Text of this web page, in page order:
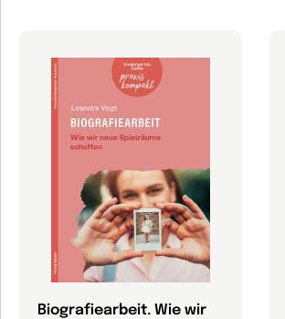
Biografiearbeit. Wie wir